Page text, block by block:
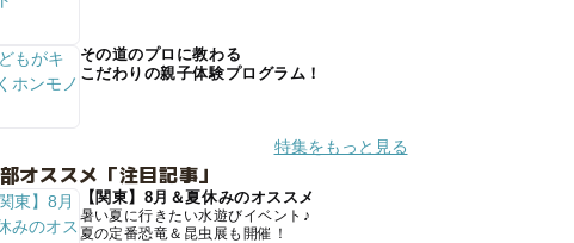
その道のプロに教わる
こだわりの親子体験プログラム！
特集をもっと見る
オススメ「注目記事」
【関東】8月＆夏休みのオススメ
暑い夏に行きたい水遊びイベント♪
夏の定番恐竜＆昆虫展も開催！